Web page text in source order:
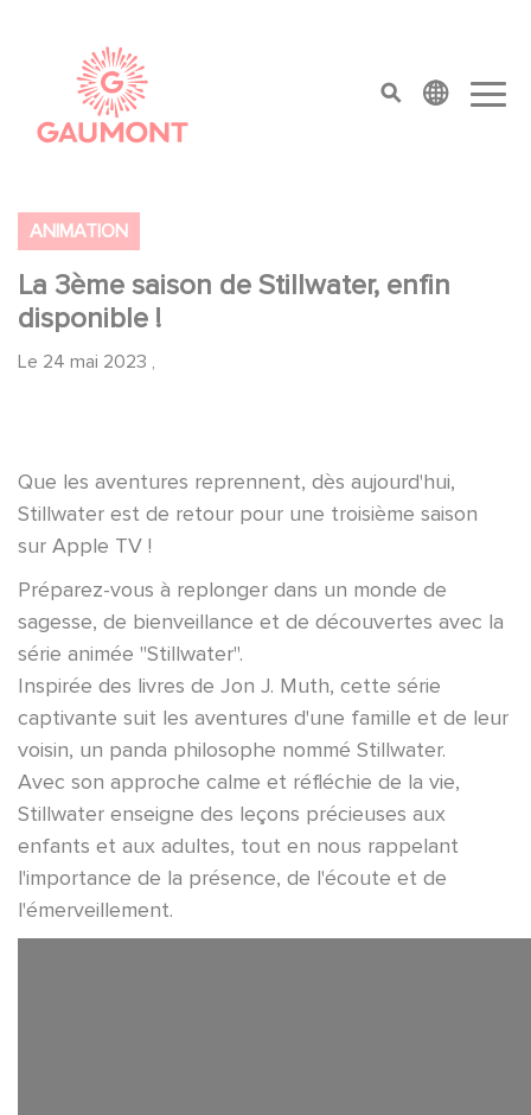
top menu
ANIMATION
La 3ème saison de Stillwater, enfin
disponible !
Le 24 mai 2023 ,
Que les aventures reprennent, dès aujourd'hui,
Stillwater est de retour pour une troisième saison
sur Apple TV !
Préparez-vous à replonger dans un monde de
sagesse, de bienveillance et de découvertes avec la
série animée "Stillwater".
Inspirée des livres de Jon J. Muth, cette série
captivante suit les aventures d'une famille et de leur
voisin, un panda philosophe nommé Stillwater.
Avec son approche calme et réfléchie de la vie,
Stillwater enseigne des leçons précieuses aux
enfants et aux adultes, tout en nous rappelant
l'importance de la présence, de l'écoute et de
l'émerveillement.